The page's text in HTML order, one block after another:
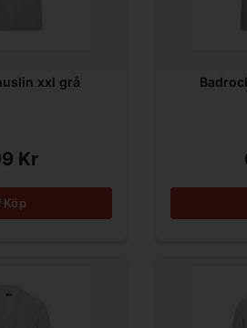
xxl grå
Kr
Köp